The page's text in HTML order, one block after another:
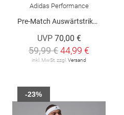
Adidas Performance
Pre-Match Auswärtstrikot "Deutschland 26"
UVP 70,00 €
59,99 €44,99 €
inkl. MwSt. zzgl.Versand
-23%